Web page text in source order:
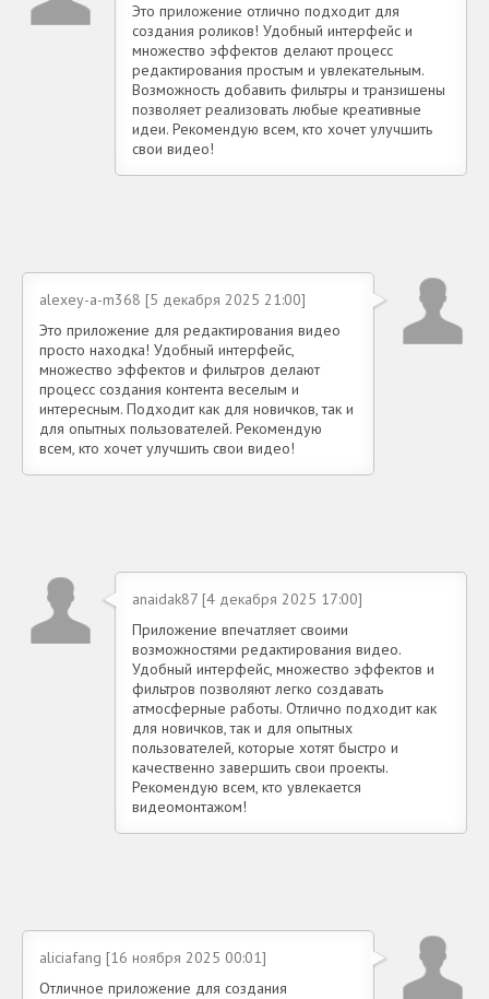
Это приложение отлично подходит для
создания роликов! Удобный интерфейс и
множество эффектов делают процесс
редактирования простым и увлекательным.
Возможность добавить фильтры и транзишены
позволяет реализовать любые креативные
идеи. Рекомендую всем, кто хочет улучшить
свои видео!
alexey-a-m368 [5 декабря 2025 21:00]
Это приложение для редактирования видео
просто находка! Удобный интерфейс,
множество эффектов и фильтров делают
процесс создания контента веселым и
интересным. Подходит как для новичков, так и
для опытных пользователей. Рекомендую
всем, кто хочет улучшить свои видео!
anaidak87 [4 декабря 2025 17:00]
Приложение впечатляет своими
возможностями редактирования видео.
Удобный интерфейс, множество эффектов и
фильтров позволяют легко создавать
атмосферные работы. Отлично подходит как
для новичков, так и для опытных
пользователей, которые хотят быстро и
качественно завершить свои проекты.
Рекомендую всем, кто увлекается
видеомонтажом!
aliciafang [16 ноября 2025 00:01]
Отличное приложение для создания